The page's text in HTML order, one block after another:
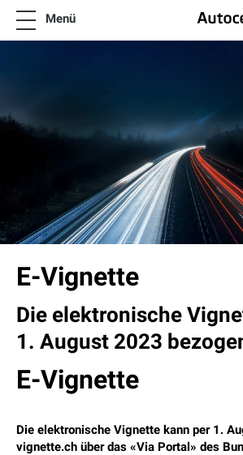
Menü
Flotten und Firmen Angebote
Neuwagen & Occasionen
Wissenswertes
Über uns
Kontakt
E-Vignette
Die elektronische
1. August 2023
E-Vignette
Die elektronische Vignette kann per 1.
vignette.ch über das «Via Portal» des